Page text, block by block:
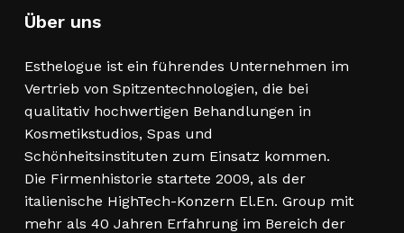
Über uns
Esthelogue ist ein führendes Unternehmen im
Vertrieb von Spitzentechnologien, die bei
qualitativ hochwertigen Behandlungen in
Kosmetikstudios, Spas und
Schönheitsinstituten zum Einsatz kommen.
Die Firmenhistorie startete 2009, als der
italienische HighTech-Konzern El.En. Group mit
mehr als 40 Jahren Erfahrung im Bereich der